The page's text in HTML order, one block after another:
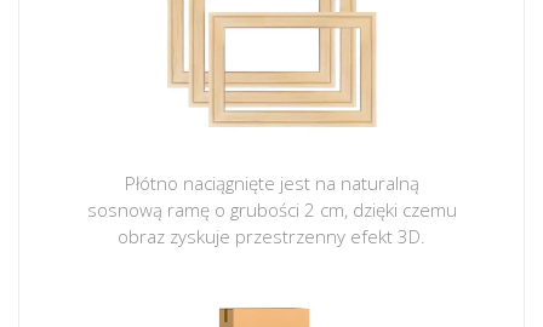
Płótno naciągnięte jest na naturalną
sosnową ramę o grubości 2 cm, dzięki czemu
obraz zyskuje przestrzenny efekt 3D.